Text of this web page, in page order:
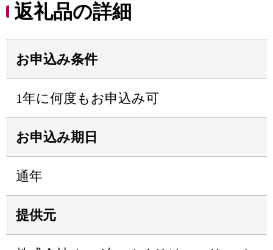
返礼品の詳細
お申込み条件
1年に何度もお申込み可
お申込み期日
通年
提供元